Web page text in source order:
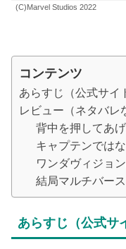
(C)Marvel Studios 2022
コンテンツ
あらすじ（公式サイ
レビュー（ネタバレ
背中を押してあげ
キャプテンでは
ワンダヴィジョ
結局マルチバー
あらすじ（公式サ